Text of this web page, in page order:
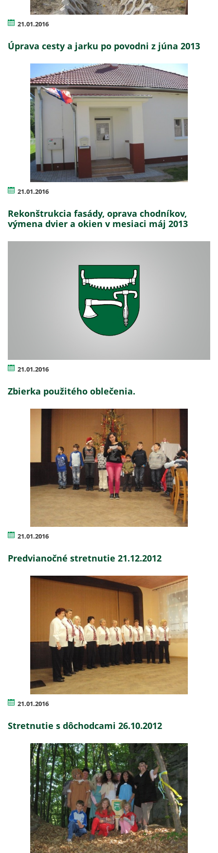
21.01.2016
Úprava cesty a jarku po povodni z júna 2013
21.01.2016
Rekonštrukcia fasády, oprava chodníkov,
výmena dvier a okien v mesiaci máj 2013
21.01.2016
Zbierka použitého oblečenia.
21.01.2016
Predvianočné stretnutie 21.12.2012
21.01.2016
Stretnutie s dôchodcami 26.10.2012